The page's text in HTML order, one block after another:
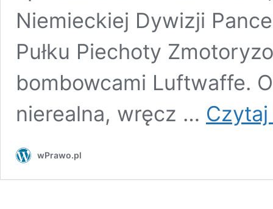
Niemieckiej Dywizji
Pułku Piechoty
bombowcami Luftwaffe.
nierealna, wręcz …
wPrawo.pl